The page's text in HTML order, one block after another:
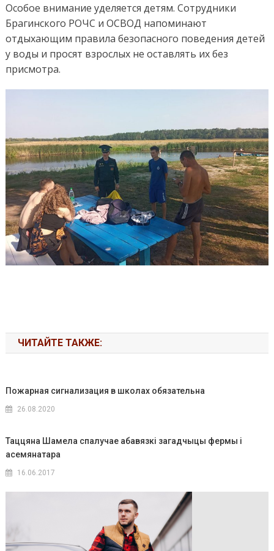
Особое внимание уделяется детям. Сотрудники
Брагинского РОЧС и ОСВОД напоминают
отдыхающим правила безопасного поведения детей
у воды и просят взрослых не оставлять их без
присмотра.
ЧИТАЙТЕ ТАКЖЕ:
Пожарная сигнализация в школах обязательна
26.08.2020
Таццяна Шамела спалучае абавязкі загадчыцы фермы і
асемянатара
16.06.2017